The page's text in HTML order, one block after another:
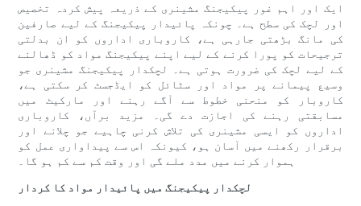
ایک اور اہم غور پیکیجنگ مشینری کے ذریعہ پیش کردہ تخصیص
اور لچک کی سطح ہے۔ چونکہ پائیدار پیکیجنگ کے لیے صارفین
کی مانگ بڑھتی جارہی ہے، کاروباری اداروں کو ان بدلتی
ترجیحات کو پورا کرنے کے لیے اپنے پیکیجنگ مواد کو ڈھالنے
کے لیے لچک کی ضرورت ہوتی ہے۔ لچکدار پیکیجنگ مشینری جو
وسیع پیمانے پر مواد اور سٹائل کو ایڈجسٹ کر سکتی ہے،
کاروبار کو منحنی خطوط سے آگے رہنے اور مارکیٹ میں
مسابقتی رہنے کی اجازت دے گی۔ مزید برآں، کاروباری
اداروں کو ایسی مشینری کی تلاش کرنی چاہیے جو چلانے اور
برقرار رکھنے میں آسان ہو، کیونکہ اس سے پیداواری عمل کو
ہموار کرنے میں مدد ملے گی اور وقت کم سے کم ہو گا۔
لچکدار پیکیجنگ میں پائیدار مواد کا کردار